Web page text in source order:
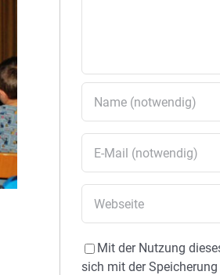
Mit der Nutzung
sich mit der